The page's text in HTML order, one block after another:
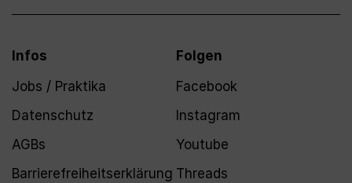
Infos
Jobs / Praktika
Datenschutz
AGBs
Barrierefreiheitserklärung
Folgen
Facebook
Instagram
Youtube
Threads